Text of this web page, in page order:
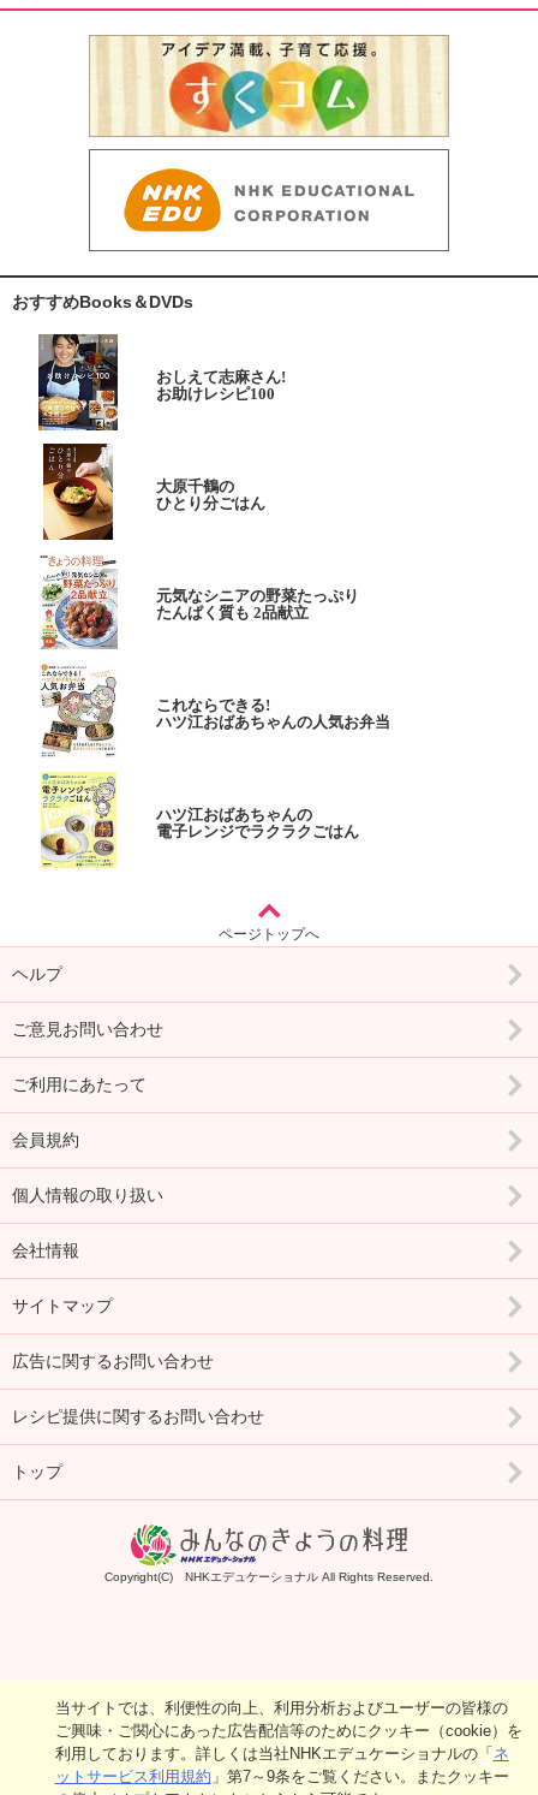
おすすめBooks＆DVDs
おしえて志麻さん!
お助けレシピ100
大原千鶴の
ひとり分ごはん
元気なシニアの野菜たっぷり
たんぱく質も 2品献立
これならできる!
ハツ江おばあちゃんの人気お弁当
ハツ江おばあちゃんの
電子レンジでラクラクごはん
ページトップへ
ヘルプ
ご意見お問い合わせ
ご利用にあたって
会員規約
個人情報の取り扱い
会社情報
サイトマップ
広告に関するお問い合わせ
レシピ提供に関するお問い合わせ
トップ
Copyright(C) NHKエデュケーショナル All Rights Reserved.
当サイトでは、利便性の向上、利用分析およびユーザーの皆様の
ご興味・ご関心にあった広告配信等のためにクッキー（cookie）を
利用しております。詳しくは当社NHKエデュケーショナルの「ネ
ットサービス利用規約 」第7～9条をご覧ください。またクッキー